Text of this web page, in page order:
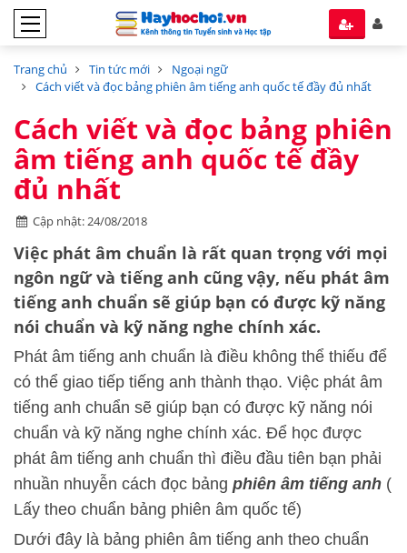
Trang chủ Tin tức mới
Ngoại ngữ
Cách viết và đọc bảng phiên âm tiếng anh quốc tế đầy đủ nhất
Cách viết và đọc bảng phiên
âm tiếng anh quốc tế đầy
đủ nhất
Cập nhật: 24/08/2018
Việc phát âm chuẩn là rất quan trọng với mọi
ngôn ngữ và tiếng anh cũng vậy, nếu phát âm
tiếng anh chuẩn sẽ giúp bạn có được kỹ năng
nói chuẩn và kỹ năng nghe chính xác.
Phát âm tiếng anh chuẩn là điều không thể thiếu để
có thể giao tiếp tiếng anh thành thạo. Việc phát âm
tiếng anh chuẩn sẽ giúp bạn có được kỹ năng nói
chuẩn và kỹ năng nghe chính xác. Để học được
phát âm tiếng anh chuẩn thì điều đầu tiên bạn phải
nhuần nhuyễn cách đọc bảng phiên âm tiếng anh (
Lấy theo chuẩn bảng phiên âm quốc tế)
Dưới đây là bảng phiên âm tiếng anh theo chuẩn